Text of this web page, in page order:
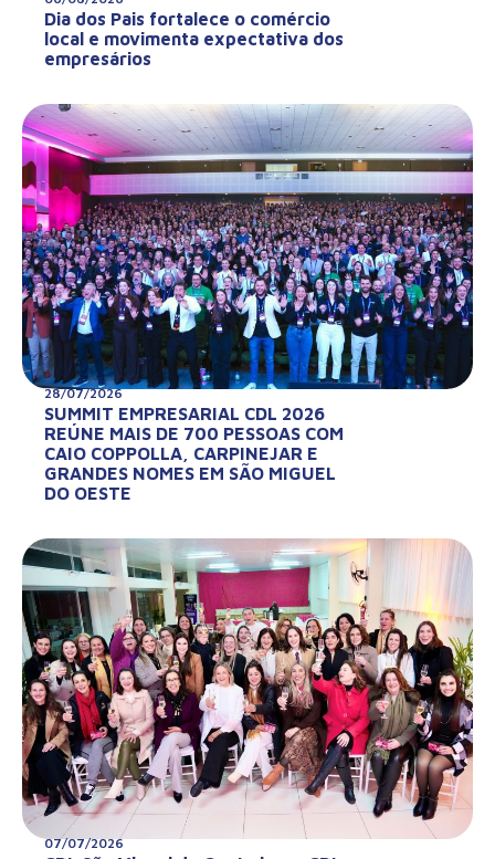
Dia dos Pais fortalece o comércio
local e movimenta expectativa dos
empresários
28/07/2026
SUMMIT EMPRESARIAL CDL 2026
REÚNE MAIS DE 700 PESSOAS COM
CAIO COPPOLLA, CARPINEJAR E
GRANDES NOMES EM SÃO MIGUEL
DO OESTE
07/07/2026